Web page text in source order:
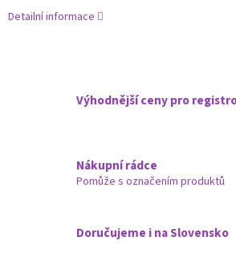
Detailní informace
Výhodnější ceny pro
Nákupní rádce
Pomůže s označením produktů
Doručujeme i na Slovensko